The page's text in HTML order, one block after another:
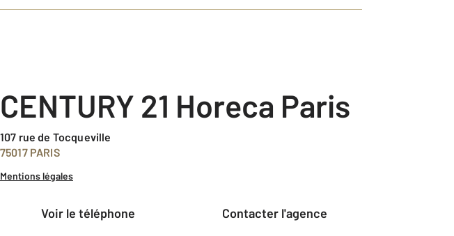
CENTURY 21 Horeca Paris
107 rue de Tocqueville
75017 PARIS
Mentions légales
voir le téléphone Contacter l'agence